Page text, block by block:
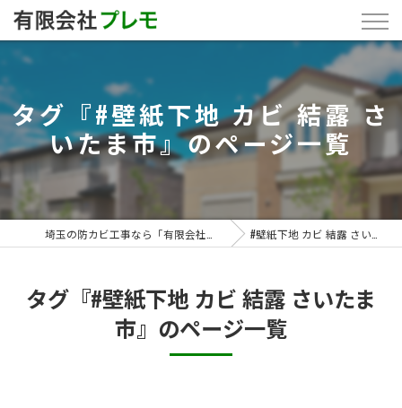
タグ『#壁紙下地 カビ 結露 さ
いたま市』のページ一覧
#壁紙下地 カビ 結露 さいたま市
タグ『#壁紙下地 カビ 結露 さいたま
市』のページ一覧